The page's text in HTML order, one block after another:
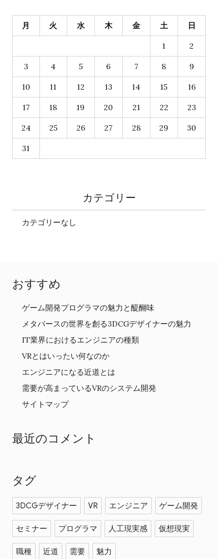
月 火 水 木 金 土 日
1 2
3 4 5 6 7 8 9
10 11 12 13 14 15 16
17 18 19 20 21 22 23
24 25 26 27 28 29 30
31
カテゴリー
カテゴリーなし
おすすめ
ゲーム開発プログラマの魅力と醍醐味
メタバースの世界を創る3DCGデザイナーの魅力
IT業界におけるエンジニアの種類
VRとはいったい何なのか
エンジニアになる近道とは
需要が高まっているVRのシステム開発
サイトマップ
最近のコメント
タグ
3DCGデザイナー VR エンジニア ゲーム開発
セミナー プログラマ 人工現実感 仮想現実
職種 近道 需要 魅力